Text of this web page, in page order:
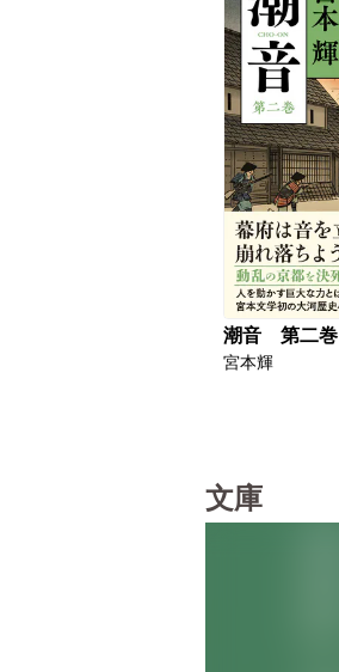
潮音 第二巻
宮本輝
文庫